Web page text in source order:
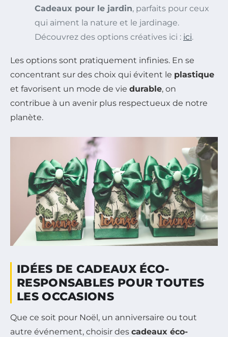
Cadeaux pour le jardin, parfaits pour ceux
qui aiment la nature et le jardinage.
Découvrez des options créatives ici : ici.
Les options sont pratiquement infinies. En se
concentrant sur des choix qui évitent le plastique
et favorisent un mode de vie durable, on
contribue à un avenir plus respectueux de notre
planète.
IDÉES DE CADEAUX ÉCO-
RESPONSABLES POUR TOUTES
LES OCCASIONS
Que ce soit pour Noël, un anniversaire ou tout
autre événement, choisir des cadeaux éco-